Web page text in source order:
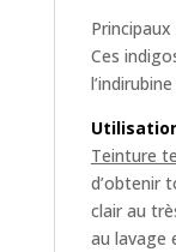
Ces
Teinture
d’obtenir
clair au
au lavage